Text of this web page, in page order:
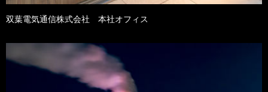
双葉電気通信株式会社 本社オフィス